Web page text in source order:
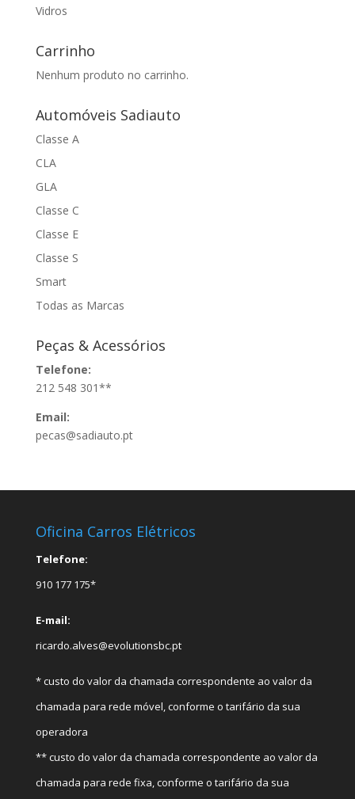
Vidros
Carrinho
Nenhum produto no carrinho.
Automóveis Sadiauto
Classe A
CLA
GLA
Classe C
Classe E
Classe S
Smart
Todas as Marcas
Peças & Acessórios
Telefone:
212 548 301**
Email:
pecas@sadiauto.pt
Oficina Carros Elétricos
Telefone:
910 177 175*
E-mail:
ricardo.alves@evolutionsbc.pt
* custo do valor da chamada correspondente ao valor da
chamada para rede móvel, conforme o tarifário da sua
operadora
** custo do valor da chamada correspondente ao valor da
chamada para rede fixa, conforme o tarifário da sua